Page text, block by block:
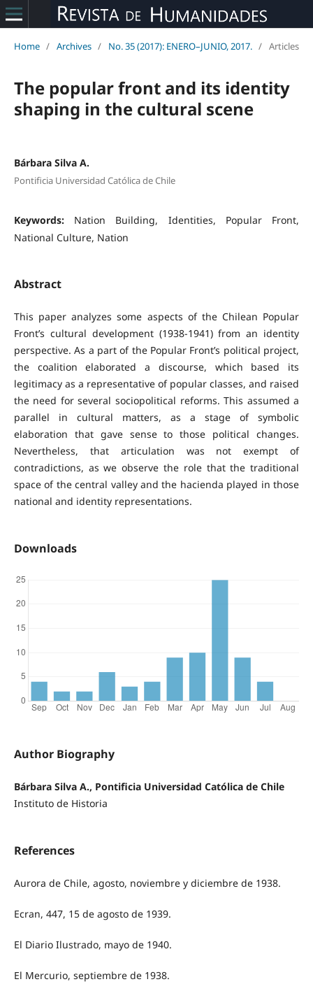
Home / Archives / No. 35 (2017): ENERO–JUNIO, 2017. / Articles
The popular front and its identity
shaping in the cultural scene
Bárbara Silva A.
Pontificia Universidad Católica de Chile
Keywords: Nation Building, Identities, Popular Front,
National Culture, Nation
Abstract
This paper analyzes some aspects of the Chilean Popular
Front’s cultural development (1938-1941) from an identity
perspective. As a part of the Popular Front’s political project,
the coalition elaborated a discourse, which based its
legitimacy as a representative of popular classes, and raised
the need for several sociopolitical reforms. This assumed a
parallel in cultural matters, as a stage of symbolic
elaboration that gave sense to those political changes.
Nevertheless, that articulation was not exempt of
contradictions, as we observe the role that the traditional
space of the central valley and the hacienda played in those
national and identity representations.
Downloads
Author Biography
Bárbara Silva A., Pontificia Universidad Católica de Chile
Instituto de Historia
References
Aurora de Chile, agosto, noviembre y diciembre de 1938.
Ecran, 447, 15 de agosto de 1939.
El Diario Ilustrado, mayo de 1940.
El Mercurio, septiembre de 1938.